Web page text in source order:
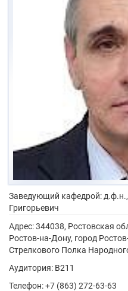
Заведующий кафедрой:
Григорьевич
Адрес:344038, Ростовская
Ростов-на-Дону, город
Стрелкового Полка
Аудитория: В211
Телефон: +7 (863) 272-63-63